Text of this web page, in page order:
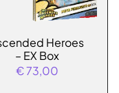
Heroes
– EX Box
€73,00